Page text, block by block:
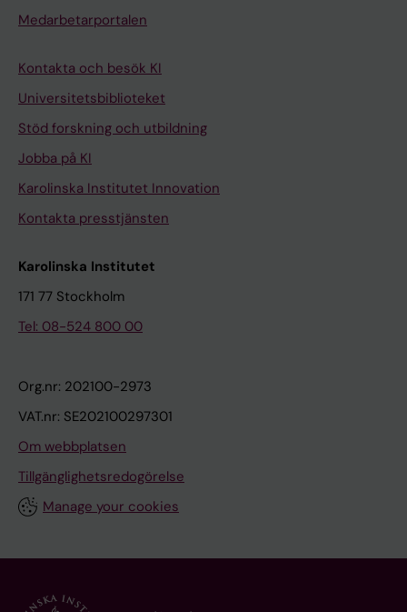
Medarbetarportalen
Kontakta och besök KI
Universitetsbiblioteket
Stöd forskning och utbildning
Jobba på KI
Karolinska Institutet Innovation
Kontakta presstjänsten
Karolinska Institutet
171 77 Stockholm
Tel: 08-524 800 00
Org.nr: 202100-2973
VAT.nr: SE202100297301
Om webbplatsen
Tillgänglighetsredogörelse
Manage your cookies